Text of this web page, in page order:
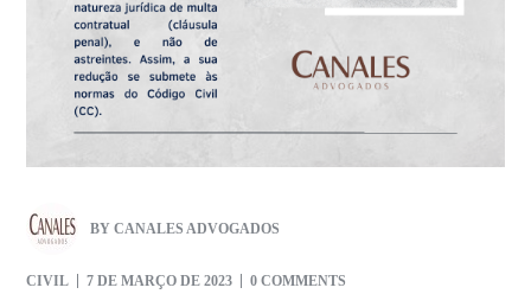
BYCANALES ADVOGADOS
CIVIL 7 DE MARÇO DE 2023 0 COMMENTS